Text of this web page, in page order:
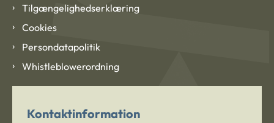
Tilgængelighedserklæring
Cookies
Persondatapolitik
Whistleblowerordning
Kontaktinformation